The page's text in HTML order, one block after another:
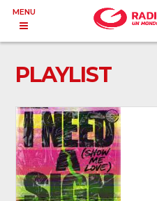
MENU
PLAYLIST